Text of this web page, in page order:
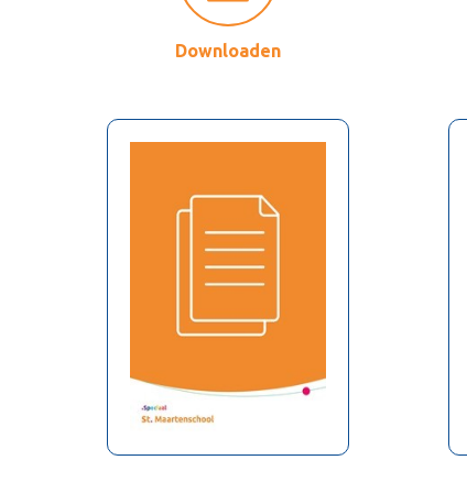
Downloaden